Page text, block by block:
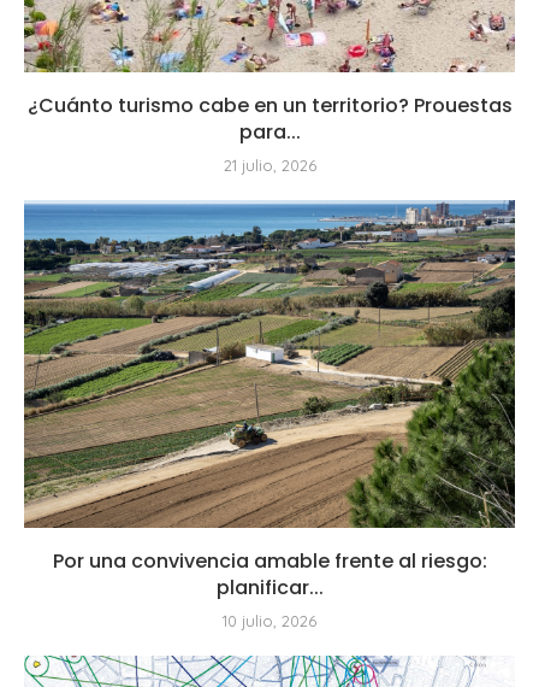
¿Cuánto turismo cabe en un territorio? Prouestas
para...
21 julio, 2026
Por una convivencia amable frente al riesgo:
planificar...
10 julio, 2026